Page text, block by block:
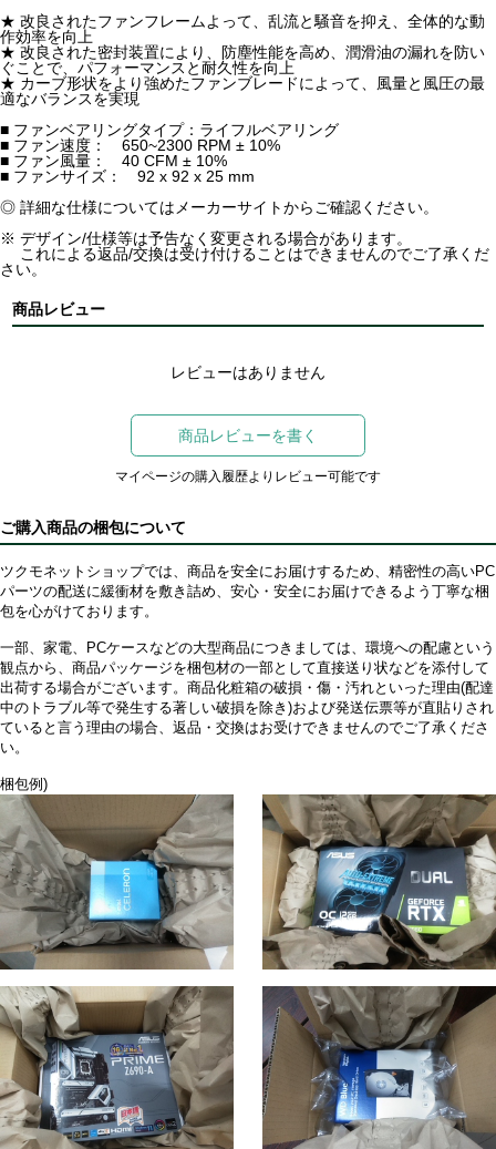
★ 改良されたファンフレームよって、乱流と騒音を抑え、全体的な動
作効率を向上
★ 改良された密封装置により、防塵性能を高め、潤滑油の漏れを防い
ぐことで、パフォーマンスと耐久性を向上
★ カーブ形状をより強めたファンブレードによって、風量と風圧の最
適なバランスを実現
■ ファンベアリングタイプ：ライフルベアリング
■ ファン速度： 650~2300 RPM ± 10%
■ ファン風量： 40 CFM ± 10%
■ ファンサイズ： 92 x 92 x 25 mm
◎ 詳細な仕様についてはメーカーサイトからご確認ください。
※ デザイン/仕様等は予告なく変更される場合があります。
これによる返品/交換は受け付けることはできませんのでご了承くだ
さい。
商品レビュー
レビューはありません
商品レビューを書く
マイページの購入履歴よりレビュー可能です
ご購入商品の梱包について
ツクモネットショップでは、商品を安全にお届けするため、精密性の高いPC
パーツの配送に緩衝材を敷き詰め、安心・安全にお届けできるよう丁寧な梱
包を心がけております。
一部、家電、PCケースなどの大型商品につきましては、環境への配慮という
観点から、商品パッケージを梱包材の一部として直接送り状などを添付して
出荷する場合がございます。商品化粧箱の破損・傷・汚れといった理由(配達
中のトラブル等で発生する著しい破損を除き)および発送伝票等が直貼りされ
ていると言う理由の場合、返品・交換はお受けできませんのでご了承くださ
い。
梱包例)